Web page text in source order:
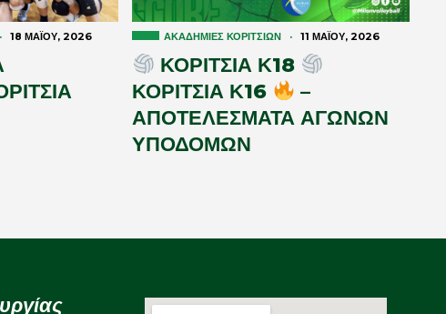
· 18 ΜΑΪ́ΟΥ, 2026 ΑΚΑΔΗΜΊΕΣ ΚΟΡΙΤΣΙΏΝ · 11 ΜΑΪ́ΟΥ, 2026
ΚΟΡΙΤΣΙΑ Κ18
ΚΟΡΙΤΣΙΑ Κ16
–
ΑΠΟΤΕΛΕΣΜΑΤΑ ΑΓΩΝΩΝ
ΥΠΟΔΟΜΩΝ